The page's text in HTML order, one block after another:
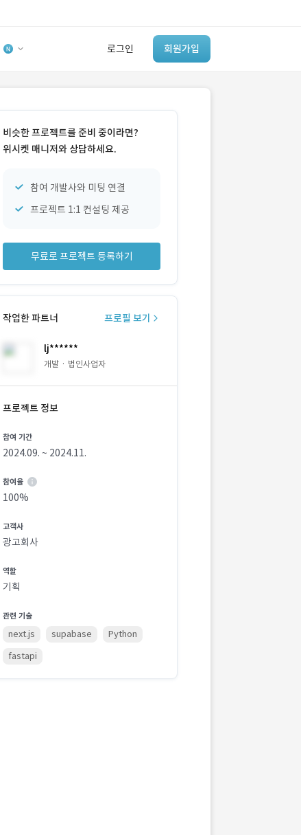
로그인 회원가입
‘이런 거’ 만들어본
개발 회사 있어?
비슷한 프로젝트를 준비 중이라면?
위시켓 매니저와 상담하세요.
참여 개발사와 미팅 연결
프로젝트 1:1 컨설팅 제공
무료로 프로젝트 등록하기
작업한 파트너 프로필 보기
lj******
개발 · 법인사업자
프로젝트 정보
참여 기간
2024.09. ~ 2024.11.
참여율
100%
고객사
광고회사
역할
기획
관련 기술
next.js supabase
Python
fastapi